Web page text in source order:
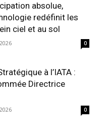
absolue,
redéfinit les
ciel et au sol
0
à l’IATA :
Directrice
0